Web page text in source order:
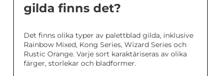
gilda finns det?
Det finns olika typer av palettblad gilda, inklusive
Rainbow Mixed, Kong Series, Wizard Series och
Rustic Orange. Varje sort karaktäriseras av olika
färger, storlekar och bladformer.